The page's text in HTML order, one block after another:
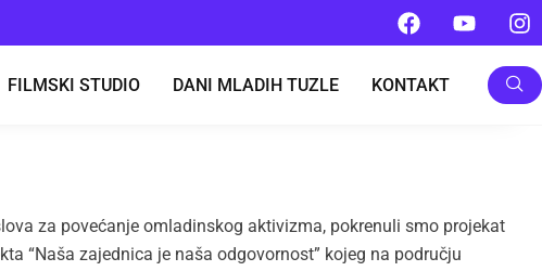
FILMSKI STUDIO DANI MLADIH TUZLE KONTAKT
za povećanje omladinskog aktivizma, pokrenuli smo projekat
“Naša zajednica je naša odgovornost” kojeg na području